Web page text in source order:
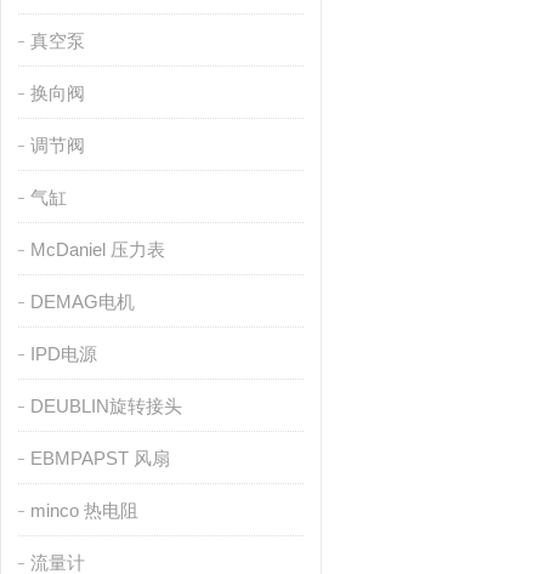
真空泵
换向阀
调节阀
气缸
McDaniel 压力表
DEMAG电机
IPD电源
DEUBLIN旋转接头
EBMPAPST 风扇
minco 热电阻
流量计